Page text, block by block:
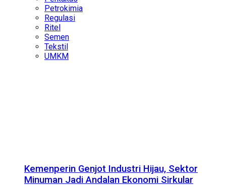
Petrokimia
Regulasi
Ritel
Semen
Tekstil
UMKM
Kemenperin Genjot Industri Hijau, Sektor
Minuman Jadi Andalan Ekonomi Sirkular